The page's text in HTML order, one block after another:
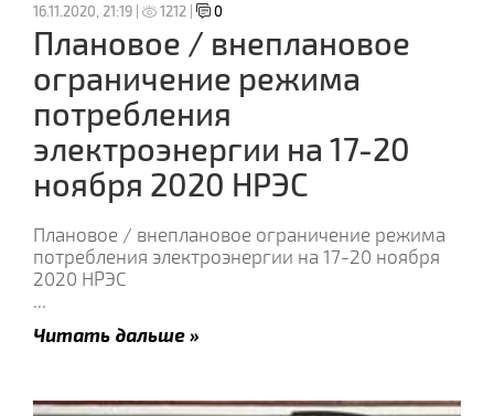
16.11.2020, 21:19 | 1212 | 0
Плановое / внеплановое
ограничение режима
потребления
электроэнергии на 17-20
ноября 2020 НРЭС
Плановое / внеплановое ограничение режима
потребления электроэнергии на 17-20 ноября
2020 НРЭС
...
Читать дальше »